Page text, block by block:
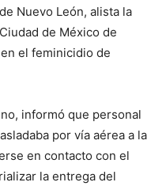
Nuevo León, alista la
de México de
el feminicidio de
informó que personal
por vía aérea a la
en contacto con el
la entrega del